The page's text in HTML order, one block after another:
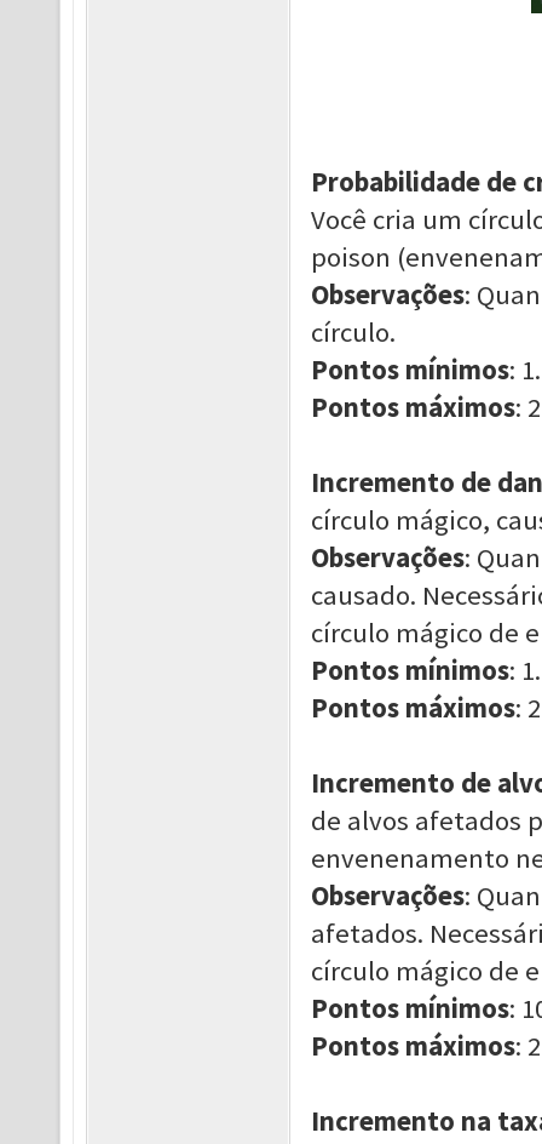
Probabilidade de
Você cria um
poison
Observações:
círculo.
Pontos mínimos: 1.
Pontos máximos:
Incremento de
círculo mágico,
Observações:
causado.
círculo mágico de
Pontos mínimos: 1.
Pontos máximos:
Incremento de
de alvos afetados
envenenamento
Observações:
afetados.
círculo mágico de
Pontos mínimos:
Pontos máximos:
Incremento na